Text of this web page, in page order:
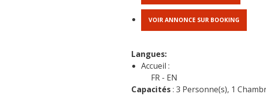
VOIR ANNONCE SUR BOOKING
Langues:
Accueil :
FR
EN
Capacités : 3 Personne(s), 1